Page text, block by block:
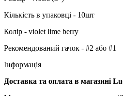
Кількість в упаковці - 10шт
Колір - violet lime berry
Рекомендований гачок - #2 або #1
Інформація
Доставка та оплата в магазині